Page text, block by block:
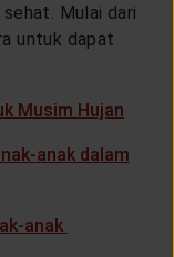
Mulai dari
untuk dapat
Musim Hujan
anak dalam
anak